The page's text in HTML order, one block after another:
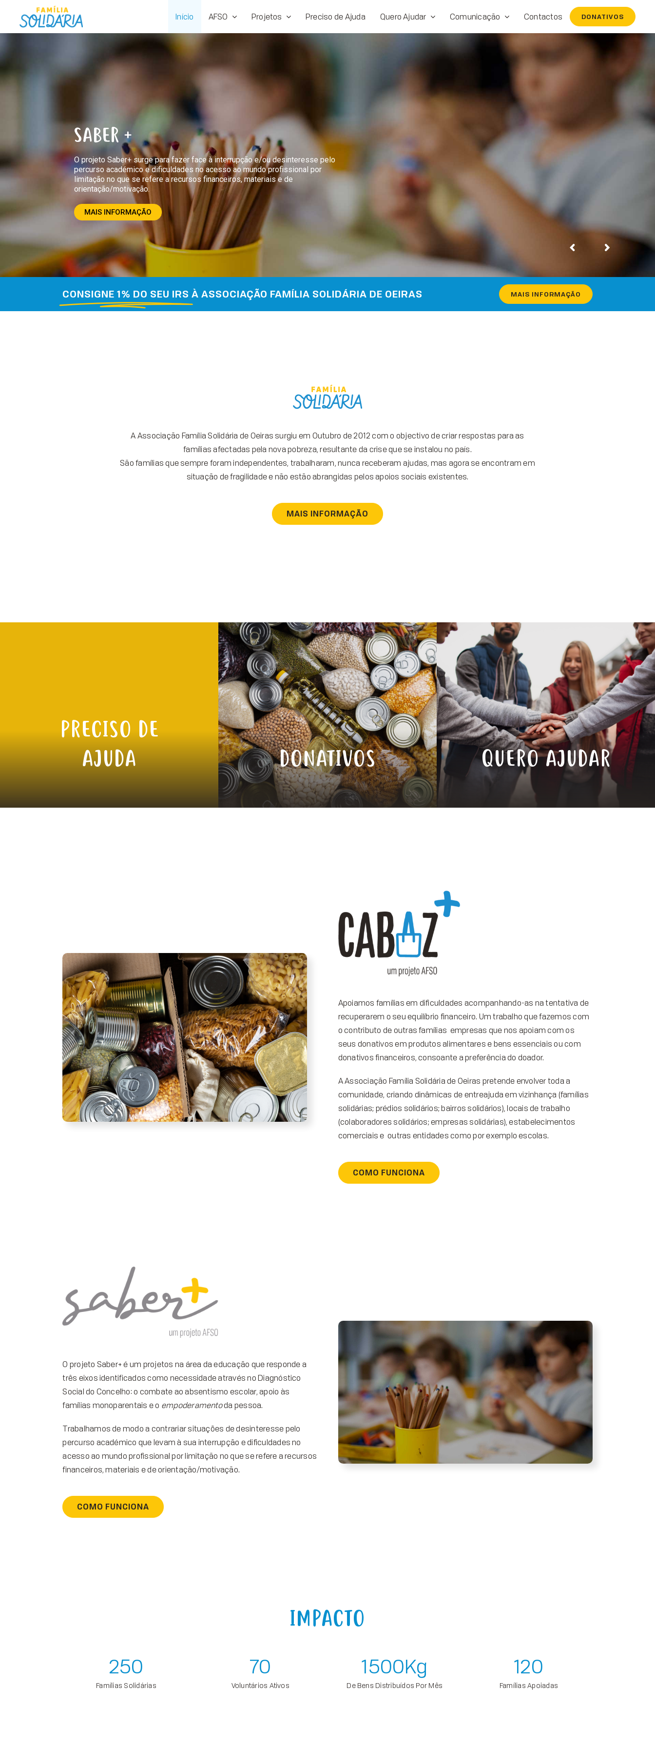
content
Início AFSO Projetos Preciso de Ajuda Quero Ajudar Comunicação Contactos DONATIVOS
SABER +
MAIS INFORMAÇÃO
O projeto Saber+ surge para fazer face à interrupção e/ou desinteresse pelo
percurso académico e dificuldades no acesso ao mundo profissional por
limitação no que se refere a recursos financeiros, materiais e de
orientação/motivação.
CONSIGNE 1% DO SEU IRS À ASSOCIAÇÃO FAMÍLIA SOLIDÁRIA DE OEIRAS MAIS INFORMAÇÃO
A Associação Família Solidária de Oeiras surgiu em Outubro de 2012 com o objectivo de criar respostas para as
famílias afectadas pela nova pobreza, resultante da crise que se instalou no país.
São famílias que sempre foram independentes, trabalharam, nunca receberam ajudas, mas agora se encontram em
situação de fragilidade e não estão abrangidas pelos apoios sociais existentes.
MAIS INFORMAÇÃO
PRECISO DE
AJUDA
DONATIVOS QUERO AJUDAR
Apoiamos famílias em dificuldades acompanhando-as na tentativa de
recuperarem o seu equilíbrio financeiro. Um trabalho que fazemos com
o contributo de outras famílias empresas que nos apoiam com os
seus donativos em produtos alimentares e bens essenciais ou com
donativos financeiros, consoante a preferência do doador.
A Associação Família Solidária de Oeiras pretende envolver toda a
comunidade, criando dinâmicas de entreajuda em vizinhança (famílias
solidárias; prédios solidários; bairros solidários), locais de trabalho
(colaboradores solidários; empresas solidárias), estabelecimentos
comerciais e outras entidades como por exemplo escolas.
COMO FUNCIONA
O projeto Saber+ é um projetos na área da educação que responde a
três eixos identificados como necessidade através no Diagnóstico
Social do Concelho: o combate ao absentismo escolar, apoio às
famílias monoparentais e o empoderamentoda pessoa.
Trabalhamos de modo a contrariar situações de desinteresse pelo
percurso académico que levam à sua interrupção e dificuldades no
acesso ao mundo profissional por limitação no que se refere a recursos
financeiros, materiais e de orientação/motivação.
COMO FUNCIONA
IMPACTO
250
Famílias Solidárias
70
Voluntários Ativos
1500Kg
De Bens Distribuídos Por Mês
120
Famílias Apoiadas